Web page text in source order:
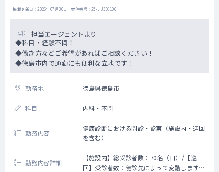
掲載更新日 : 2026年07月30日 案件番号 : 25-JU301106
担当エージェントより
◆科目・経験不問！
◆働き方などご希望があればご相談ください！
◆徳島市内で通勤にも便利な立地です！
勤務地 徳島県徳島市
科目 内科・不問
勤務内容
健康診断における問診・診察（施設内・巡回
を含む）
勤務内容詳細
【施設内】総受診者数：70名（日）/【巡
回】受診者数：健診先によって変動します